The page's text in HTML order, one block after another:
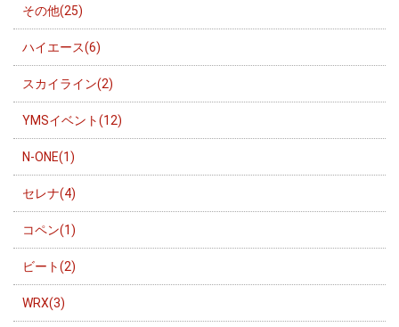
その他(25)
ハイエース(6)
スカイライン(2)
YMSイベント(12)
N-ONE(1)
セレナ(4)
コペン(1)
ビート(2)
WRX(3)